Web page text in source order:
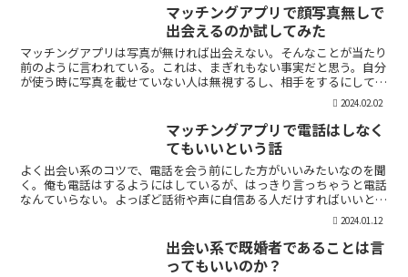
マッチングアプリで顔写真無しで
出会えるのか試してみた
マッチングアプリは写真が無ければ出会えない。そんなことが当たり
前のように言われている。これは、まぎれもない事実だと思う。自分
が使う時に写真を載せていない人は無視するし、相手をするにしても
適当にあしらう。写真無しで出会えるのは、お金が発生する...2024.02.02
マッチングアプリで電話はしなく
てもいいという話
よく出会い系のコツで、電話を会う前にした方がいいみたいなのを聞
く。俺も電話はするようにはしているが、はっきり言っちゃうと電話
なんていらない。よっぽど話術や声に自信ある人だけすればいいと思
っている。では、その理由を語っていこう。電話を嫌がる人...2024.01.12
出会い系で既婚者であることは言
ってもいいのか？